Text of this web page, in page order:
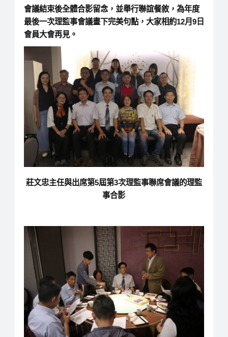
會議結束後全體合影留念，並舉行聯誼餐敘，為年度
最後一次理監事會議畫下完美句點，大家相約12月9日
會員大會再見。
莊文忠主任與出席第5屆第3次理監事聯席會議的理監
事合影